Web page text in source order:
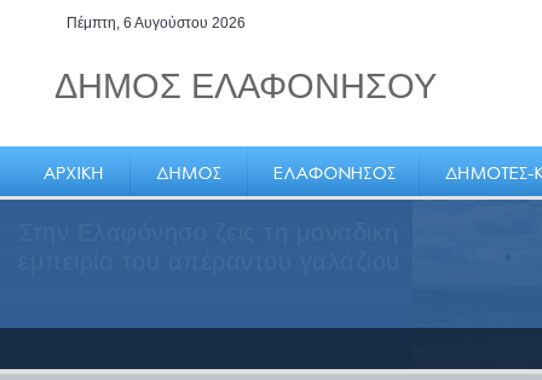
Πέμπτη, 6 Αυγούστου 2026
ΔΗΜΟΣ ΕΛΑΦΟΝΗΣΟΥ